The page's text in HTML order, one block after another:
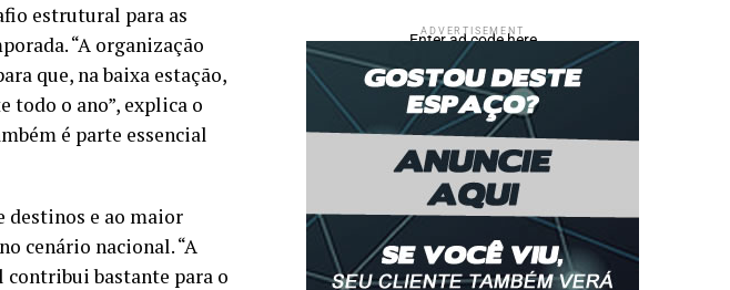
estrutural para as
“A organização
que, na baixa estação,
todo o ano”, explica o
é parte essencial
destinos e ao maior
cenário nacional. “A
bastante para o
ADVERTISEMENT
Enter ad code here